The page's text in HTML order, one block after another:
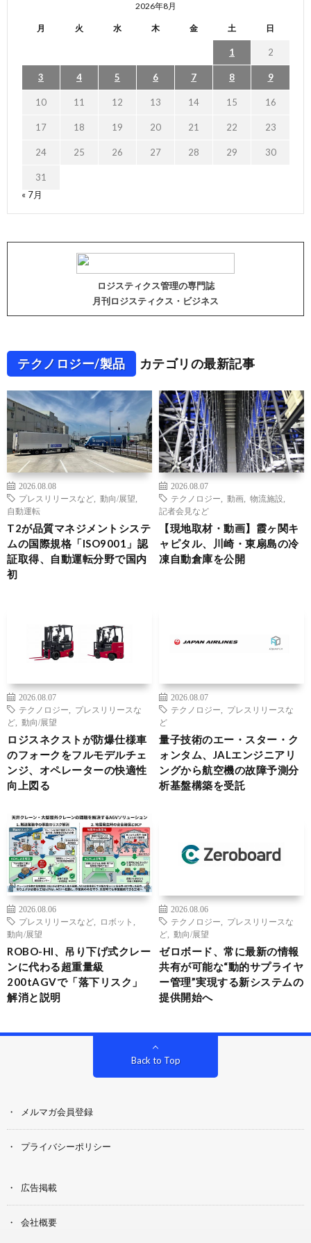
2026年8月
月 火 水 木 金 土 日
1 2
3 4 5 6 7 8 9
10 11 12 13 14 15 16
17 18 19 20 21 22 23
24 25 26 27 28 29 30
31
« 7月
ロジスティクス管理の専門誌
月刊ロジスティクス・ビジネス
テクノロジー/製品 カテゴリの最新記事
2026.08.08
プレスリリースなど
動向/展望
自動運転
T2が品質マネジメントシステ
ムの国際規格「ISO9001」認
証取得、自動運転分野で国内
初
2026.08.07
テクノロジー
動画 物流施設
記者会見など
【現地取材・動画】霞ヶ関キ
ャピタル、川崎・東扇島の冷
凍自動倉庫を公開
2026.08.07
テクノロジー
プレスリリースな
ど
動向/展望
ロジスネクストが防爆仕様車
のフォークをフルモデルチェ
ンジ、オペレーターの快適性
向上図る
2026.08.07
テクノロジー
プレスリリースな
ど
量子技術のエー・スター・ク
ォンタム、JALエンジニアリ
ングから航空機の故障予測分
析基盤構築を受託
2026.08.06
プレスリリースなど
ロボット
動向/展望
ROBO-HI、吊り下げ式クレー
ンに代わる超重量級
200tAGVで「落下リスク」
解消と説明
2026.08.06
テクノロジー
プレスリリースな
ど
動向/展望
ゼロボード、常に最新の情報
共有が可能な“動的サプライヤ
ー管理”実現する新システムの
提供開始へ
Back to Top
メルマガ会員登録
プライバシーポリシー
広告掲載
会社概要